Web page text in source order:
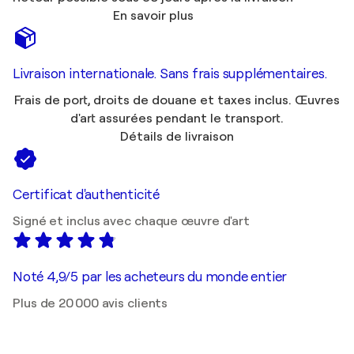
En savoir plus
Livraison internationale. Sans frais supplémentaires.
Frais de port, droits de douane et taxes inclus. Œuvres
d'art assurées pendant le transport.
Détails de livraison
Certificat d'authenticité
Signé et inclus avec chaque œuvre d'art
Noté 4,9/5 par les acheteurs du monde entier
Plus de 20 000 avis clients